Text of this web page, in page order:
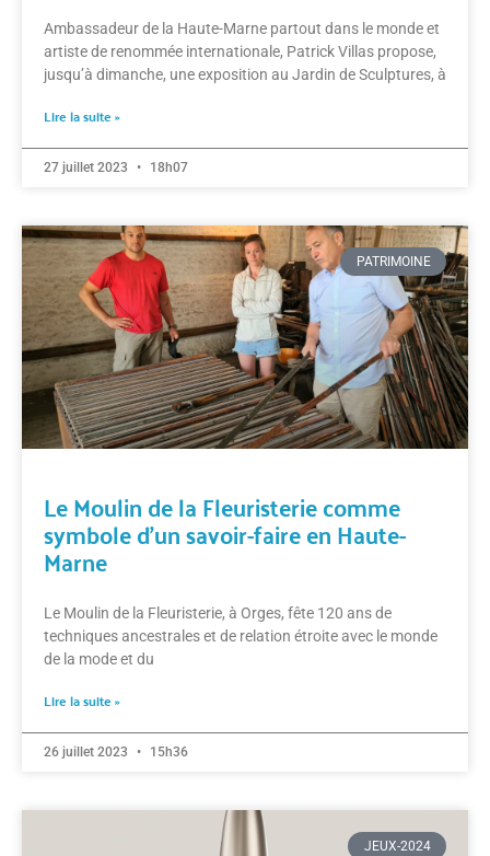
Ambassadeur de la Haute-Marne partout dans le monde et
artiste de renommée internationale, Patrick Villas propose,
jusqu’à dimanche, une exposition au Jardin de Sculptures, à
Lire la suite »
27 juillet 2023 18h07
PATRIMOINE
Le Moulin de la Fleuristerie comme
symbole d’un savoir-faire en Haute-
Marne
Le Moulin de la Fleuristerie, à Orges, fête 120 ans de
techniques ancestrales et de relation étroite avec le monde
de la mode et du
Lire la suite »
26 juillet 2023 15h36
JEUX-2024